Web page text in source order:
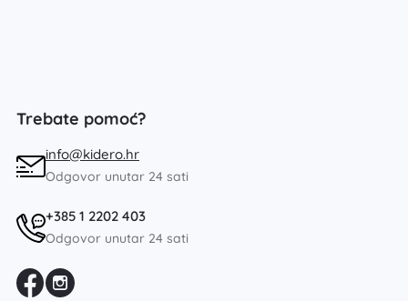
Trebate pomoć?
info@kidero.hr
Odgovor unutar 24 sati
+385 1 2202 403
Odgovor unutar 24 sati